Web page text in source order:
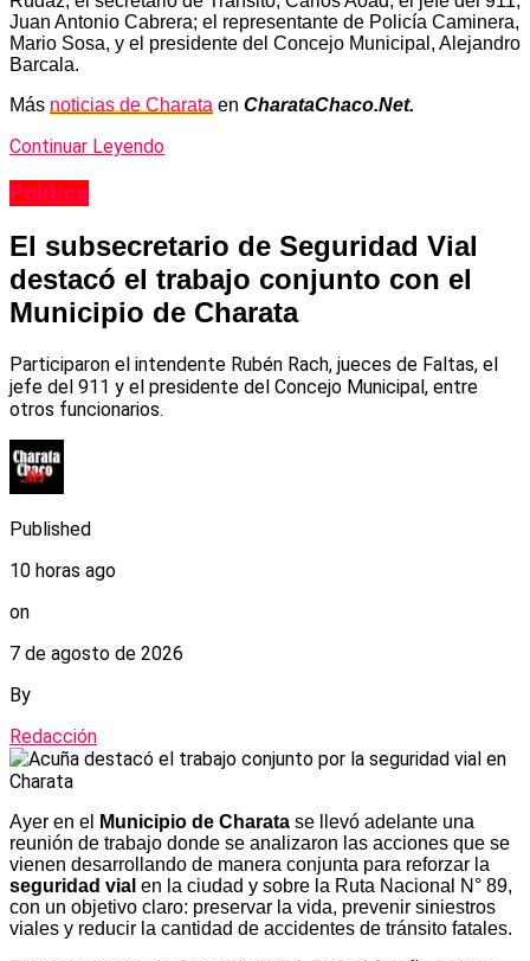
Juan Antonio Cabrera; el representante de Policía Caminera,
Mario Sosa, y el presidente del Concejo Municipal, Alejandro
Barcala.
Más noticias de Charata en CharataChaco.Net.
Continuar Leyendo
Política
El subsecretario de Seguridad Vial
destacó el trabajo conjunto con el
Municipio de Charata
Participaron el intendente Rubén Rach, jueces de Faltas, el
jefe del 911 y el presidente del Concejo Municipal, entre
otros funcionarios.
Published
10 horas ago
on
7 de agosto de 2026
By
Redacción
Ayer en el Municipio de Charata se llevó adelante una
reunión de trabajo donde se analizaron las acciones que se
vienen desarrollando de manera conjunta para reforzar la
seguridad vial en la ciudad y sobre la Ruta Nacional N° 89,
con un objetivo claro: preservar la vida, prevenir siniestros
viales y reducir la cantidad de accidentes de tránsito fatales.